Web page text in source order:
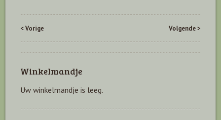
< Vorige Volgende >
Winkelmandje
Uw winkelmandje is leeg.